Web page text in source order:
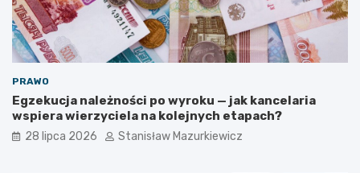
PRAWO
Egzekucja należności po wyroku — jak kancelaria
wspiera wierzyciela na kolejnych etapach?
28 lipca 2026 Stanisław Mazurkiewicz